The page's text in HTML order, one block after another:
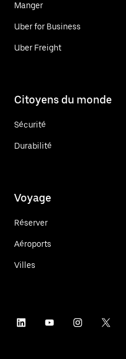
Manger
Uber for Business
Uber Freight
Citoyens du monde
Sécurité
Durabilité
Voyage
Réserver
Aéroports
Villes